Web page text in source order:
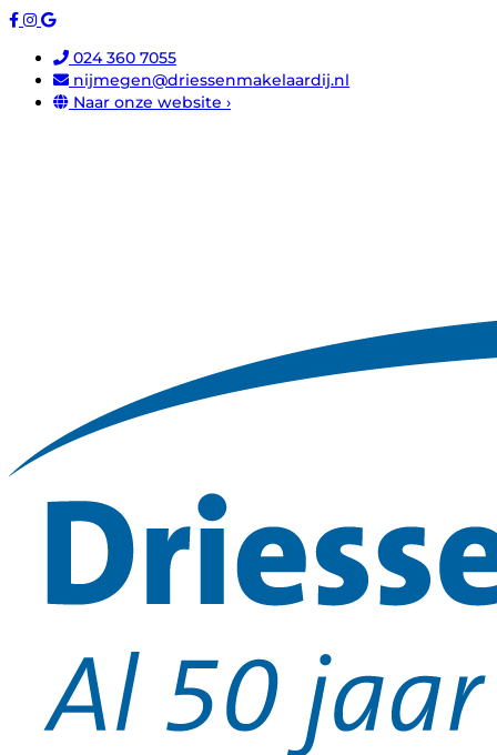
024 360 7055
nijmegen@driessenmakelaardij.nl
Naar onze website ›